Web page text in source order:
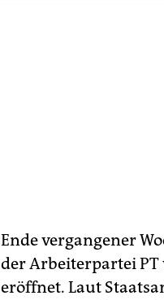
Ende vergangener
der Arbeiterpartei
eröffnet. Laut